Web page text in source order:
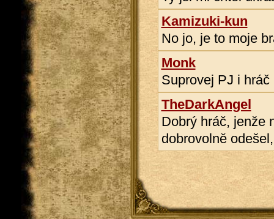
Kamizuki-kun
No jo, je to moje
Monk
Suprovej PJ i hráč
TheDarkAngel
Dobrý hráč, jenže
dobrovolně